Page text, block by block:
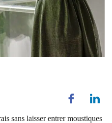
sans laisser entrer moustiques